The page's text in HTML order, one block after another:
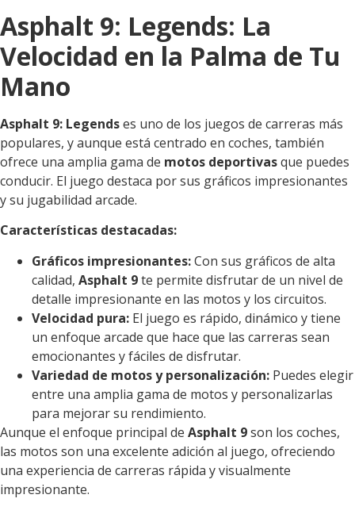
Asphalt 9: Legends: La
Velocidad en la Palma de Tu
Mano
Asphalt 9: Legendses uno de los juegos de carreras más
populares, y aunque está centrado en coches, también
ofrece una amplia gama de motos deportivasque puedes
conducir. El juego destaca por sus gráficos impresionantes
y su jugabilidad arcade.
Características destacadas:
Gráficos impresionantes:Con sus gráficos de alta
calidad, Asphalt 9te permite disfrutar de un nivel de
detalle impresionante en las motos y los circuitos.
Velocidad pura: El juego es rápido, dinámico y tiene
un enfoque arcade que hace que las carreras sean
emocionantes y fáciles de disfrutar.
Variedad de motos y personalización: Puedes elegir
entre una amplia gama de motos y personalizarlas
para mejorar su rendimiento.
Aunque el enfoque principal de Asphalt 9son los coches,
las motos son una excelente adición al juego, ofreciendo
una experiencia de carreras rápida y visualmente
impresionante.